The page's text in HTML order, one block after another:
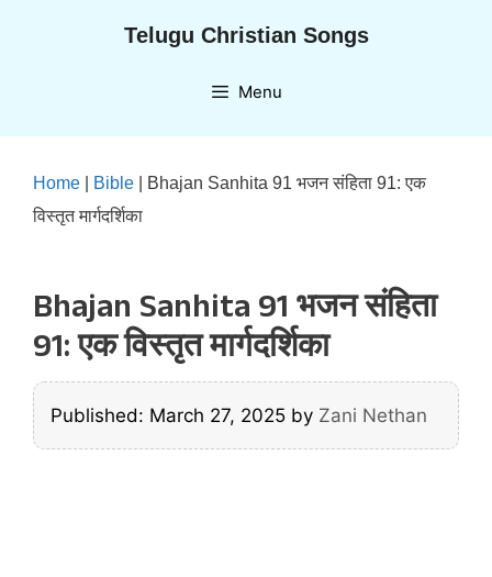
Telugu Christian Songs
Menu
Home Bible
Bhajan Sanhita 91 भजन संहिता 91: एक
विस्तृत मार्गदर्शिका
Bhajan Sanhita 91 भजन संहिता
91: एक विस्तृत मार्गदर्शिका
Published: March 27, 2025 by Zani Nethan